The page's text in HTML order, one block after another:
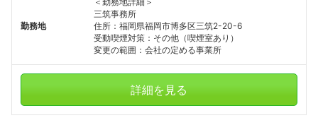
勤務地
三筑事務所
住所：福岡県福岡市博多区三筑2-20-6
受動喫煙対策：その他（喫煙室あり）
変更の範囲：会社の定める事業所
詳細を見る